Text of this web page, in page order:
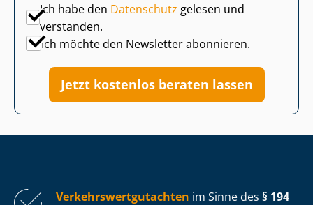
Ich habe den Datenschutz gelesen und
verstanden.
Ich möchte den Newsletter abonnieren.
Jetzt kostenlos beraten lassen
Ver­kehrs­wert­gut­ach­ten im Sinne des § 194